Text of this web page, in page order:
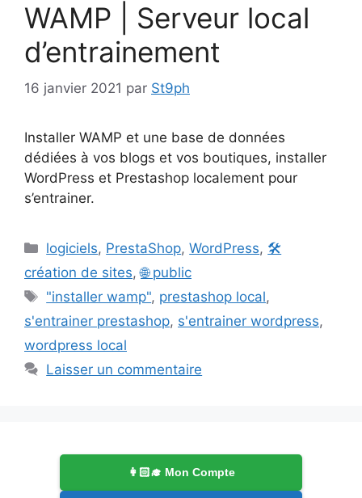
WAMP | Serveur local
d’entrainement
16 janvier 2021 par St9ph
Installer WAMP et une base de données
dédiées à vos blogs et vos boutiques, installer
WordPress et Prestashop localement pour
s’entrainer.
Catégories
logiciels, PrestaShop,WordPress, 🛠️
création de sites,🌐 public
Étiquettes
"installer wamp", prestashop local,
s'entrainer prestashop, s'entrainer wordpress,
wordpress local
Laisser un commentaire
👩🏻‍🎓 Mon Compte